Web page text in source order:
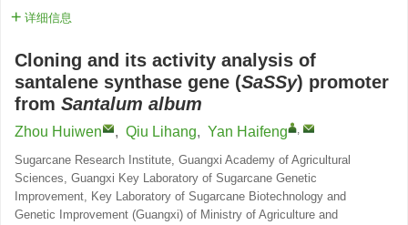
详细信息
Cloning and its activity analysis of
santalene synthase gene (SaSSy) promoter
from Santalum album
Zhou Huiwen , Qiu Lihang, Yan Haifeng ,
Sugarcane Research Institute, Guangxi Academy of Agricultural
Sciences, Guangxi Key Laboratory of Sugarcane Genetic
Improvement, Key Laboratory of Sugarcane Biotechnology and
Genetic Improvement (Guangxi) of Ministry of Agriculture and